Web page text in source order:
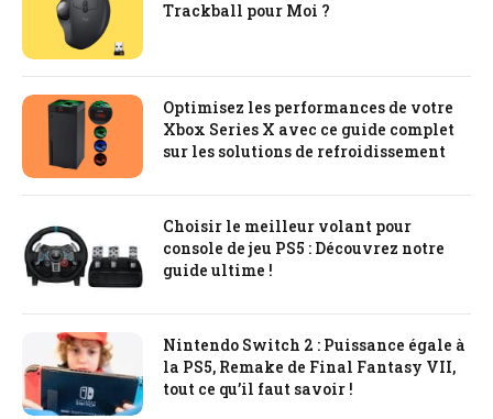
Trackball pour Moi ?
Optimisez les performances de votre
Xbox Series X avec ce guide complet
sur les solutions de refroidissement
Choisir le meilleur volant pour
console de jeu PS5 : Découvrez notre
guide ultime !
Nintendo Switch 2 : Puissance égale à
la PS5, Remake de Final Fantasy VII,
tout ce qu’il faut savoir !